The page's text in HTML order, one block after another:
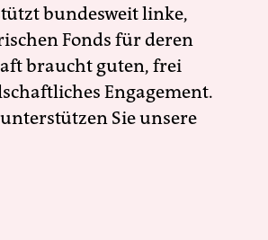
bundesweit linke,
Fonds für deren
braucht guten, frei
Engagement.
Sie unsere